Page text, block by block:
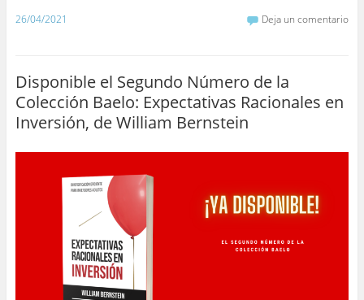
26/04/2021 Deja un comentario
Disponible el Segundo Número de la
Colección Baelo: Expectativas Racionales en
Inversión, de William Bernstein